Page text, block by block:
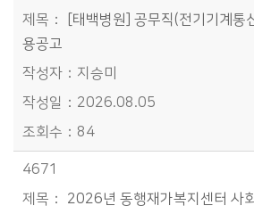
[태백병원] 공무직(전기기계통
용공고
지승미
2026.08.05
84
4671
2026년 동행재가복지센터 사